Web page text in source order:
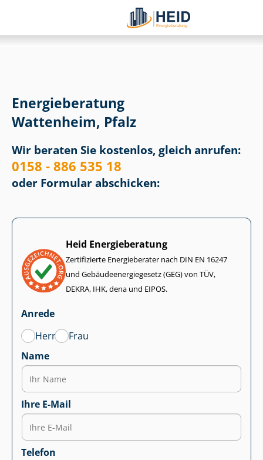
Energieberatung
Wattenheim, Pfalz
Wir beraten Sie kostenlos, gleich anrufen:
0158 - 886 535 18
oder Formular abschicken:
Heid Energieberatung
Zertifizierte Energieberater nach DIN EN 16247
und Ge­bäu­de­en­er­gie­ge­setz (GEG) von TÜV,
DEKRA, IHK, dena und EIPOS.
Anrede
Herr
Frau
Name
Ihre E-Mail
Telefon